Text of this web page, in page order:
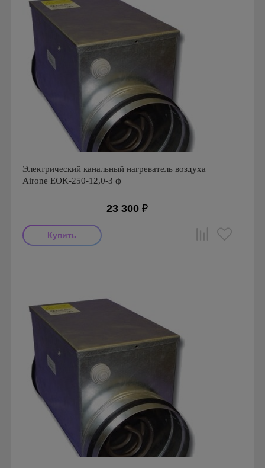
Электрический канальный нагреватель воздуха
Airone EOK-250-12,0-3 ф
23 300 ₽